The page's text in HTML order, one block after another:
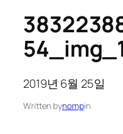
2019년 6월 25일
Written bynompin